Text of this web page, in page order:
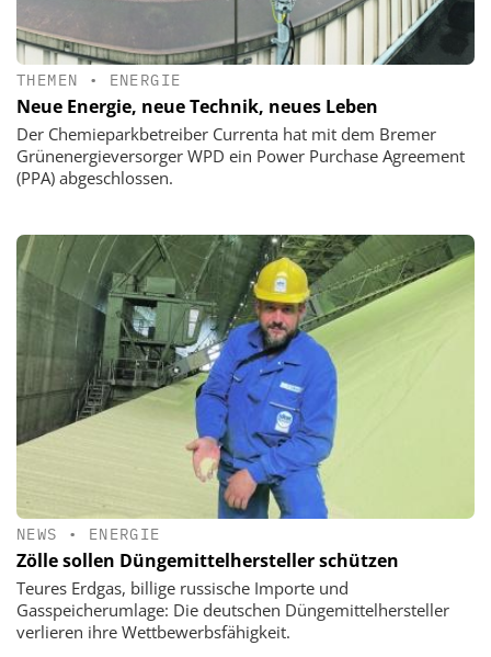
THEMEN • ENERGIE
Neue Energie, neue Technik, neues Leben
Der Chemieparkbetreiber Currenta hat mit dem Bremer
Grünenergieversorger WPD ein Power Purchase Agreement
(PPA) abgeschlossen.
NEWS • ENERGIE
Zölle sollen Düngemittelhersteller schützen
Teures Erdgas, billige russische Importe und
Gasspeicherumlage: Die deutschen Düngemittelhersteller
verlieren ihre Wettbewerbsfähigkeit.